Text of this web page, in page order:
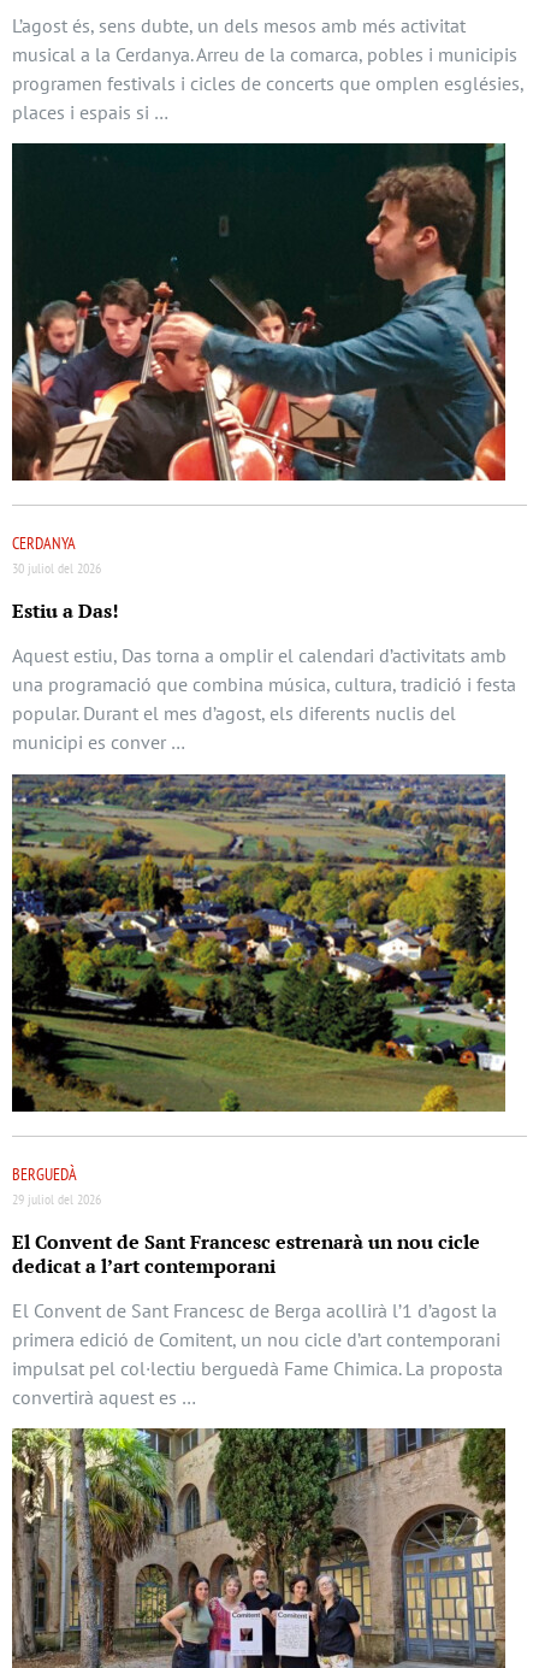
L’agost és, sens dubte, un dels mesos amb més activitat
musical a la Cerdanya. Arreu de la comarca, pobles i municipis
programen festivals i cicles de concerts que omplen esglésies,
places i espais si …
CERDANYA
30 juliol del 2026
Estiu a Das!
Aquest estiu, Das torna a omplir el calendari d’activitats amb
una programació que combina música, cultura, tradició i festa
popular. Durant el mes d’agost, els diferents nuclis del
municipi es conver …
BERGUEDÀ
29 juliol del 2026
El Convent de Sant Francesc estrenarà un nou cicle
dedicat a l’art contemporani
El Convent de Sant Francesc de Berga acollirà l’1 d’agost la
primera edició de Comitent, un nou cicle d’art contemporani
impulsat pel col·lectiu berguedà Fame Chimica. La proposta
convertirà aquest es …